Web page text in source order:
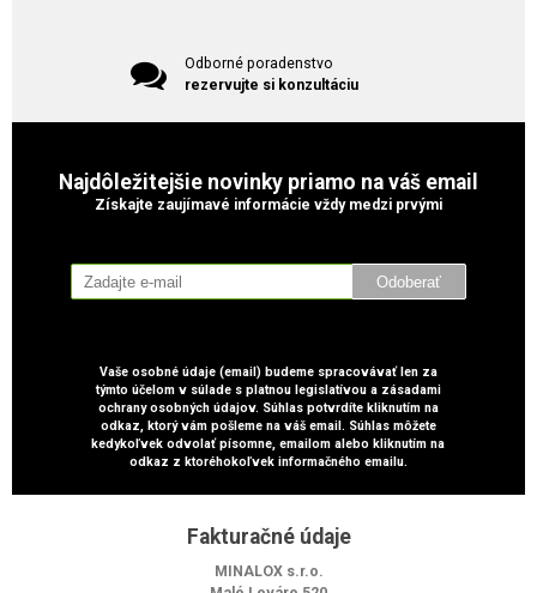
Odborné poradenstvo
rezervujte si konzultáciu
Najdôležitejšie novinky priamo na váš email
Získajte zaujímavé informácie vždy medzi prvými
Odoberať
Vaše osobné údaje (email) budeme spracovávať len za
týmto účelom v súlade s platnou legislatívou a zásadami
ochrany osobných údajov. Súhlas potvrdíte kliknutím na
odkaz, ktorý vám pošleme na váš email. Súhlas môžete
kedykoľvek odvolať písomne, emailom alebo kliknutím na
odkaz z ktoréhokoľvek informačného emailu.
Fakturačné údaje
MINALOX s.r.o.